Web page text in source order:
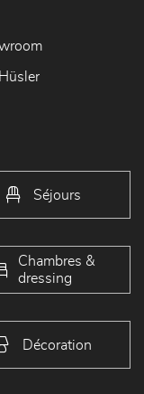
Séjours
Chambres &
dressing
Décoration